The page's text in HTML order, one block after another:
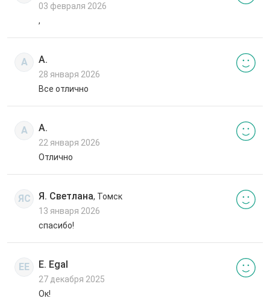
03 февраля 2026
,
А А.
28 января 2026
Все отлично
А А.
22 января 2026
Отлично
ЯС Я. Светлана, Томск
13 января 2026
спасибо!
EE E. Egal
27 декабря 2025
Ок!